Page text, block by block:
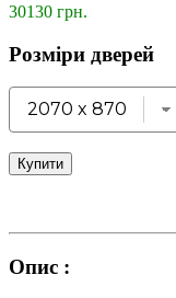
30130 грн.
Розміри дверей
Купити
Опис :